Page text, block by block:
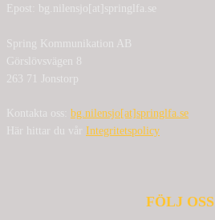
Epost: bg.nilensjo[at]springlfa.se
Spring Kommunikation AB
Görslövsvägen 8
263 71 Jonstorp
Kontakta oss: bg.nilensjo[at]springlfa.se
Här hittar du vår Integritetspolicy
FÖLJ OSS